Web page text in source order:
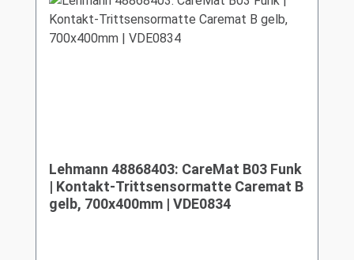
Lehmann 48868403: CareMat B03 Funk
| Kontakt-Trittsensormatte Caremat B
gelb, 700x400mm | VDE0834